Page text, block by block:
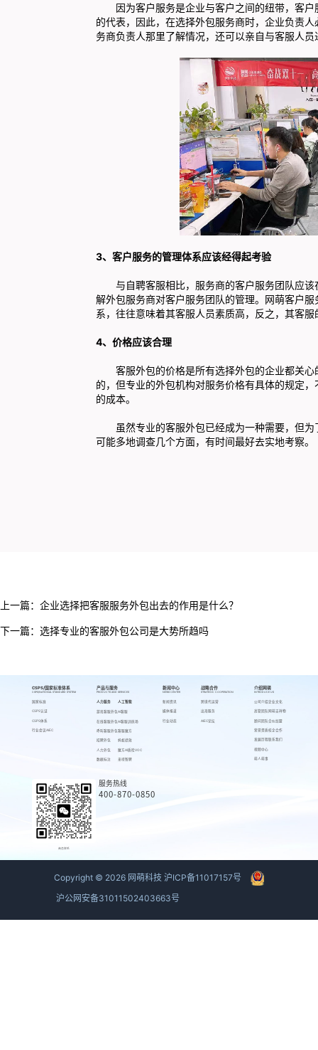
因为客户服务是企业与客户之间的纽带，客户
的代表，因此，在选择外包服务商时，企业负责
务商负责人那里了解情况，还可以亲自与客服人
3、客户服务的管理体系应该经得起考验
与自聘客服相比，服务商的客户服务团队应该
解外包服务商对客户服务团队的管理。网萌客户
系，往往意味着其客服人员素质高，反之，其客
4、价格应该合理
客服外包的价格是所有选择外包的企业都关心
的，但专业的外包机构对服务价格有具体的规定
的成本。
虽然专业的客服外包已经成为一种需要，但为
可能多地调查几个方面，有时间最好去实地考察。
上一篇： 企业选择把客服服务外包出去的作用是什么？
下一篇： 选择专业的客服外包公司是大势所趋吗
CSPS/国家标准体系
CSPS/NATIONAL STANDARD SYSTEM
国家标准
CSPS认证
CSPS体系
行业会议AIEC
产品与服务
PRODUCTS AND SERVICES
人力服务
游戏客服外包
在线客服外包
呼叫客服外包
招聘外包
人力外包
数据标注
人工智能
AI客服
AI客服训练场
客服魔方
蚂蚁绩效
魔方AI质检VOC
来呗智聘
新闻中心
NEWS CENTER
新闻资讯
媒体报道
行业动态
战略合作
STRATEGIC COOPERATION
跨境代运营
出海服务
AIEC论坛
介绍网萌
INTRODUCE US
公司介绍
高管团队
顾问团队
荣誉资质
发展历程
视频中心
萌人萌事
企业文化
网萌吉祥物
合伙加盟
校企合作
联系我们
商务联系
服务热线
400-870-0850
Copyright © 2026 网萌科技 沪ICP备11017157号
沪公网安备31011502403663号